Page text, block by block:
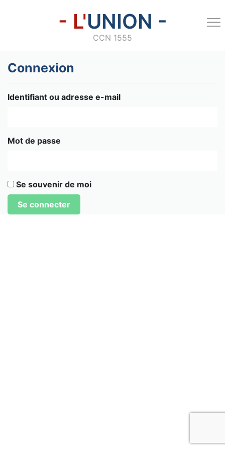
- L'UNION -
CCN 1555
Connexion
Identifiant ou adresse e-mail
Mot de passe
Se souvenir de moi